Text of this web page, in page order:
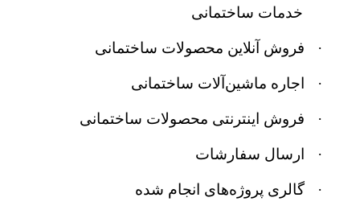
خدمات ساختمانی
فروش آنلاین محصولات ساختمانی
اجاره ماشین‌آلات ساختمانی
فروش اینترنتی محصولات ساختمانی
ارسال سفارشات
گالری پروژه‌های انجام شده